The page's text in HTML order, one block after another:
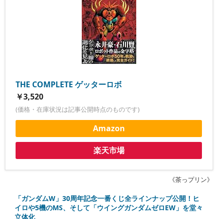
THE COMPLETE ゲッターロボ
￥3,520
(価格・在庫状況は記事公開時点のものです)
Amazon
楽天市場
《茶っプリン》
「ガンダムW」30周年記念一番くじ全ラインナップ公開！ヒ
イロや5機のMS、そして「ウイングガンダムゼロEW」を堂々
立体化